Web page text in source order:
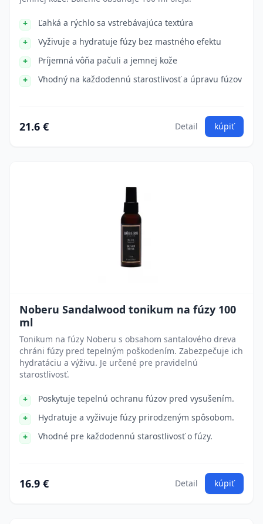
Ľahká a rýchlo sa vstrebávajúca textúra
Vyživuje a hydratuje fúzy bez mastného efektu
Príjemná vôňa pačuli a jemnej kože
Vhodný na každodennú starostlivosť a úpravu fúzov
21.6 € Detail kúpiť
Noberu Sandalwood tonikum na fúzy 100
ml
Tonikum na fúzy Noberu s obsahom santalového dreva
chráni fúzy pred tepelným poškodením. Zabezpečuje ich
hydratáciu a výživu. Je určené pre pravidelnú
starostlivosť.
Poskytuje tepelnú ochranu fúzov pred vysušením.
Hydratuje a vyživuje fúzy prirodzeným spôsobom.
Vhodné pre každodennú starostlivosť o fúzy.
16.9 € Detail kúpiť